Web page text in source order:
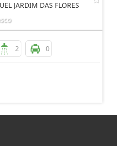
JARDIM DAS FLORES
2 0